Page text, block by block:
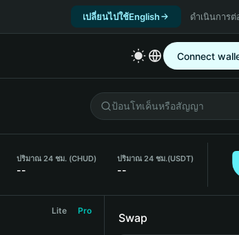
เปลี่ยนไปใช้English ดำเนินการ
Connect
ปริมาณ 24 ชม. (CHUD)
--
ปริมาณ 24 ชม.(USDT)
--
Lite Pro
Swap